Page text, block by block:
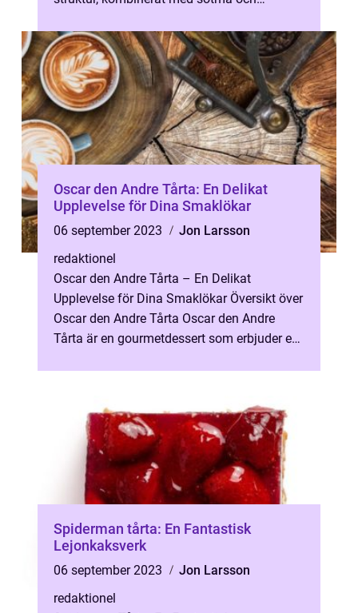
Oscar den Andre Tårta: En Delikat
Upplevelse för Dina Smaklökar
06 september 2023
Jon Larsson
redaktionel
Oscar den Andre Tårta – En Delikat
Upplevelse för Dina Smaklökar Översikt över
Oscar den Andre Tårta Oscar den Andre
Tårta är en gourmetdessert som erbjuder en
Spiderman tårta: En Fantastisk
Lejonkaksverk
06 september 2023
Jon Larsson
redaktionel